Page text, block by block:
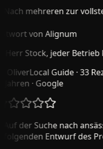
mehreren zur
von Alignum
Stock, jeder Betrieb
Local Guide · 33
· Google
der Suche nach
Entwurf des